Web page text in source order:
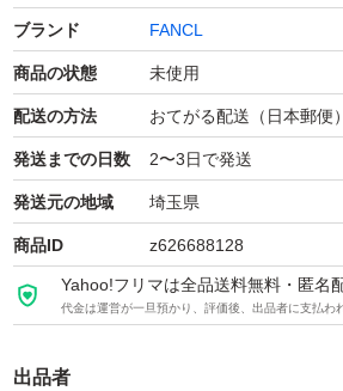
ブランド FANCL
商品の状態 未使用
配送の方法 おてがる配送（日本郵便）
発送までの日数 2〜3日で発送
発送元の地域 埼玉県
商品ID z626688128
Yahoo!フリマは全品送料無料・匿名
代金は運営が一旦預かり、評価後、出品者に支払わ
出品者